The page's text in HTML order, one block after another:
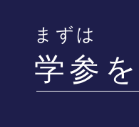
まずは
学参